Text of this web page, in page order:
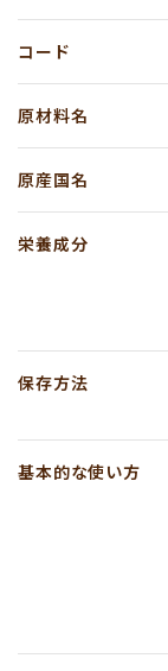
コード
原材料名
原産国名
栄養成分
保存方法
基本的な使い方